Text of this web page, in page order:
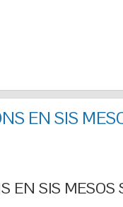
EN SIS
EN SIS MESOS